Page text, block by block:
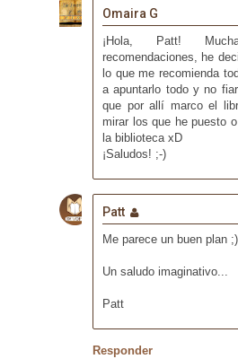
Omaira G
¡Hola, Patt!
recomendaciones, he
lo que me recomienda
a apuntarlo todo y no
que por allí marco el
mirar los que he puesto
la biblioteca xD
¡Saludos! ;-)
Patt
Me parece un buen plan ;)
Un saludo imaginativo...
Patt
Responder